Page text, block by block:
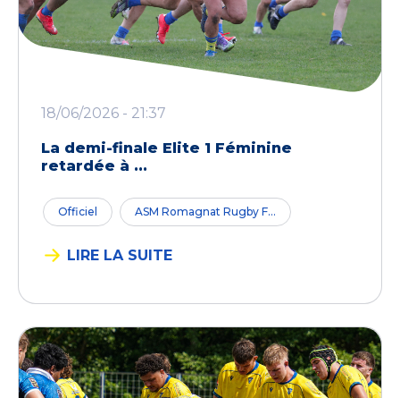
18/06/2026 - 21:37
La demi-finale Elite 1 Féminine
retardée à ...
Officiel ASM Romagnat Rugby F...
LIRE LA SUITE